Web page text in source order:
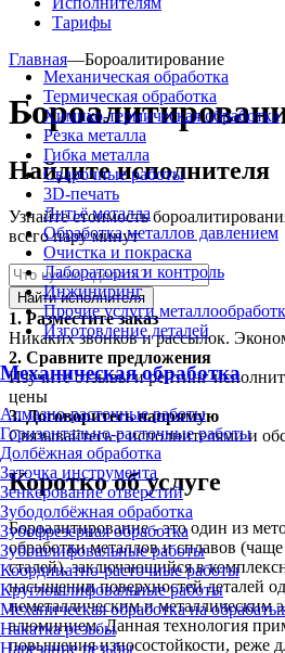
Тарифы
Механическая обработка
Термическая обработка
Химико-термическая обработка
Резка металла
Гибка металла
Сварочные работы
3D-печать
Литьё металла
Обработка металлов давлением
Очистка и покраска
Лаборатория и контроль
Инжиниринг
Прочие услуги
Изготовление деталей
Механическая обработка
Алмазно-расточные работы
Горизонтально-расточные работы
Долбёжная обработка
Заточка инструмента
Зенкерование отверстий
Зубодолбёжная обработка
Зубофрезерная обработка
Зубошлифовальные работы
Координатно-расточные работы
Круглошлифовальные работы
Механическая обработка на
Накатка резьбы
Нарезание резьбы
Главная—Бороалитирование
Найдите исполнителя
Узнайте стоимость
всего пару минут
Найти исполнителя
1. Разместите заказ
Никаких звонков и рассылок.
2. Сравните предложения
Изучите отзывы и рейтинг
цены
3.Договоритесь напрямую
Связывайтесь с исполнителями и
Коротко об услуге
Бороалитирование - это один из
обработки металлов и сплавов
сталей), заключающийся в
насыщении поверхностей деталей
неметаллическим и металлическим
алюминием. Данная технология
повышения износостойкости, реже